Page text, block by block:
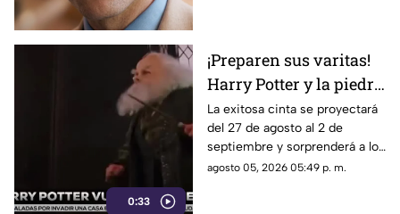
0:33
¡Preparen sus varitas!
Harry Potter y la piedra
filosofal regresa a los
cines por su 25
aniversario
La exitosa cinta se proyectará
del 27 de agosto al 2 de
septiembre y sorprenderá a los
fanáticos con 15 minutos de
agosto 05, 2026 05:49 p. m.